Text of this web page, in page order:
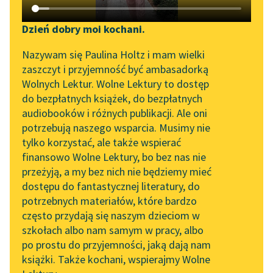
Katalog DAISY
Podkasty o książkach
Zgłoś brak utworu
Aktualności
„Prokurator Alicja Horn”
do słuchania
Byliśmy częścią AI Impact
Lab
Zapraszamy na spotkanie
online z tłumaczkami
literatury skandynawskiej
Spotkanie z Katarzyną
Tunkiel w Oslo
102. lata temu zmarł
Joseph Conrad
Narzędzia
Mapa Wolnych Lektur
Leśmianator
Przewodnik dla piszących i
czytających
API
OAI-PMH
Widget Wolnych Lektur
Przypisy
Dzień dobry moi kochani.
Nazywam się Paulina Holtz i mam wielki
zaszczyt i przyjemność być ambasadorką
Wolnych Lektur. Wolne Lektury to dostęp
do bezpłatnych książek, do bezpłatnych
audiobooków i różnych publikacji. Ale oni
potrzebują naszego wsparcia. Musimy nie
tylko korzystać, ale także wspierać
finansowo Wolne Lektury, bo bez nas nie
przeżyją, a my bez nich nie będziemy mieć
dostępu do fantastycznej literatury, do
potrzebnych materiałów, które bardzo
często przydają się naszym dzieciom w
szkołach albo nam samym w pracy, albo
po prostu do przyjemności, jaką dają nam
książki. Także kochani, wspierajmy Wolne
Bolesław Prus
Czytaj więcej
Motyw: Wiara